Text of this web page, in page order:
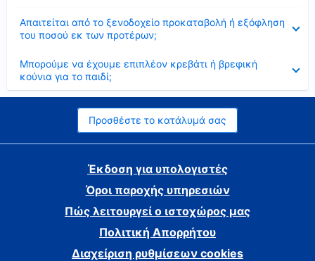
Απαιτείται από το ξενοδοχείο προκαταβολή ή εξόφληση
του ποσού εκ των προτέρων;
Μπορούμε να έχουμε επιπλέον κρεβάτι ή βρεφική
κούνια για το παιδί;
Προσθέστε το κατάλυμά σας
Έκδοση για υπολογιστές
Όροι παροχής υπηρεσιών
Πώς λειτουργεί ο ιστοχώρος μας
Πολιτική Απορρήτου
Διαχείριση ρυθμίσεων cookies